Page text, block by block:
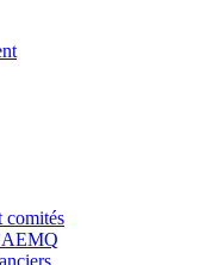
comités